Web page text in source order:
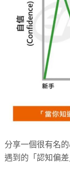
分享一個很有名
遇到的「認知偏差